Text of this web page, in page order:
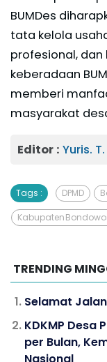
BUMDes
tata kelola
profesional,
keberadaan
memberi
masyarakat
Editor : Yuris.
Tags : DPMD
Kabupaten
TRENDING
Selamat
KDKMP Desa
per Bulan,